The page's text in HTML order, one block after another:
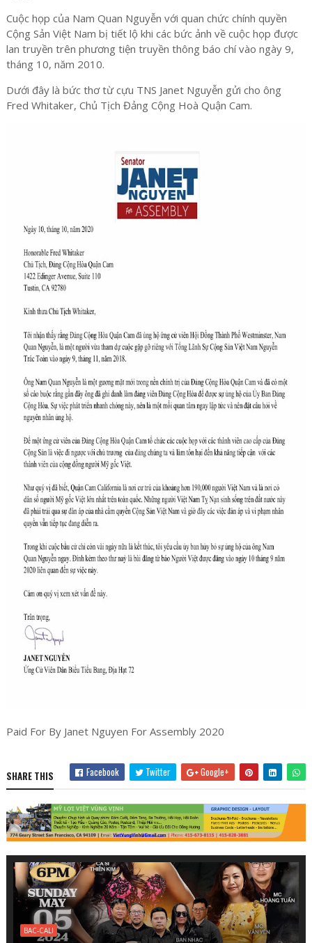
Cuộc họp của Nam Quan Nguyễn với quan chức chính quyền
Cộng Sản Việt Nam bị tiết lộ khi các bức ảnh về cuộc họp được
lan truyền trên phương tiện truyền thông báo chí vào ngày 9,
tháng 10, năm 2010.
Dưới đây là bức thơ từ cựu TNS Janet Nguyễn gửi cho ông
Fred Whitaker, Chủ Tịch Đảng Cộng Hoà Quận Cam.
Paid For By Janet Nguyen For Assembly 2020
SHARE THIS Facebook Twitter Google+
BAC-CALI